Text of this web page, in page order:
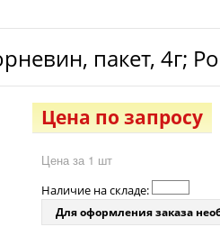
пакет, 4г;
Цена по запросу
Цена за 1 шт
Наличие на складе:
Для оформления заказа